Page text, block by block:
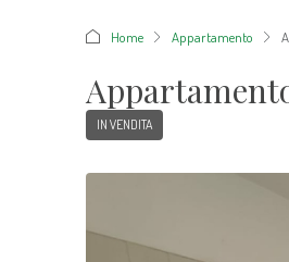
Home Appartamento
IN VENDITA